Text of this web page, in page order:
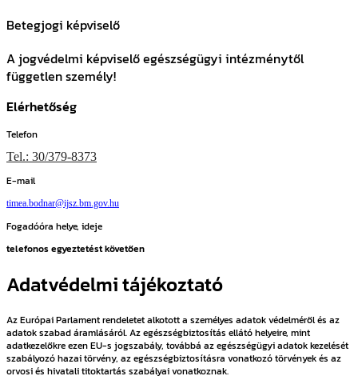
Betegjogi képviselő
A jogvédelmi képviselő egészségügyi intézménytől
független személy!
Elérhetőség
Telefon
Tel.: 30/379-8373
E-mail
timea.bodnar@ijsz.bm.gov.hu
Fogadóóra helye, ideje
telefonos egyeztetést követően
Adatvédelmi tájékoztató
Az Európai Parlament rendeletet alkotott a személyes adatok védelméről és az
adatok szabad áramlásáról. Az egészségbiztosítás ellátó helyeire, mint
adatkezelőkre ezen EU-s jogszabály, továbbá az egészségügyi adatok kezelését
szabályozó hazai törvény, az egészségbiztosításra vonatkozó törvények és az
orvosi és hivatali titoktartás szabályai vonatkoznak.